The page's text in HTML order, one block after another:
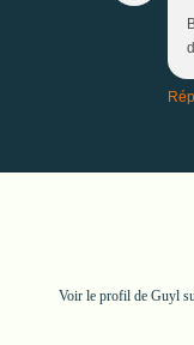
Voir le profil de Guyl